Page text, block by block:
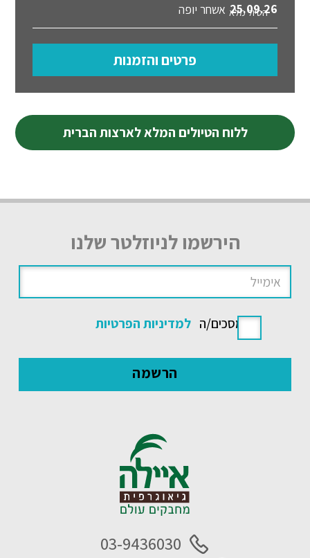
25.09.26 אשחר יופה הטיול מלא
פרטים והזמנות
ללוח הטיולים המלא לארצות הברית
הירשמו לניוזלטר שלנו
אני מסכים/ה למדיניות הפרטיות
03-9436030